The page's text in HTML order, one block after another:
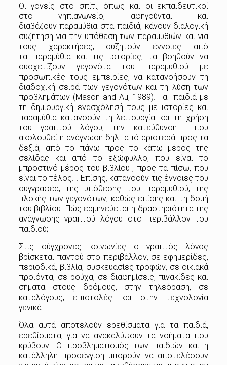
Οι γονείς στο σπίτι, όπως και οι εκπαιδευτικοί
στο νηπιαγωγείο, αφηγούνται και
διαβάζουν παραμύθια στα παιδιά, κάνουν διαλογική
συζήτηση για την υπόθεση των παραμυθιών και για
τους χαρακτήρες, συζητούν έννοιες από
τα παραμύθια και τις ιστορίες, τα βοηθούν να
συσχετίζουν γεγονότα του παραμυθιού με
προσωπικές τους εμπειρίες, να κατανοήσουν τη
διαδοχική σειρά των γεγονότων και τη λύση των
προβλημάτων (Mason and Au, 1989). Τα παιδιά με
τη δημιουργική ενασχόλησή τους με ιστορίες και
παραμύθια κατανοούν τη λειτουργία και τη χρήση
του γραπτού λόγου, την κατεύθυνση που
ακολουθεί η ανάγνωση δηλ. από αριστερά προς τα
δεξιά, από το πάνω προς το κάτω μέρος της
σελίδας και από το εξώφυλλο, που είναι το
μπροστινό μέρος του βιβλίου , προς τα πίσω, που
είναι το τέλος. . Επίσης, κατανοούν τις έννοιες του
συγγραφέα, της υπόθεσης του παραμυθιού, της
πλοκής των γεγονότων, καθώς επίσης και τη δομή
του βιβλίου. Πώς ερμηνεύεται η δραστηριότητα της
ανάγνωσης γραπτού λόγου στο περιβάλλον του
παιδιού;
Στις σύγχρονες κοινωνίες ο γραπτός λόγος
βρίσκεται παντού στο περιβάλλον, σε εφημερίδες,
περιοδικά, βιβλία, συσκευασίες τροφών, σε οικιακά
προϊόντα, σε ρούχα, σε διαφημίσεις, πινακίδες και
σήματα στους δρόμους, στην τηλεόραση, σε
καταλόγους, επιστολές και στην τεχνολογία
γενικά.
Όλα αυτά αποτελούν ερεθίσματα για τα παιδιά,
ερεθίσματα, για να ανακαλύψουν τα νοήματα που
κρύβουν. Ο προβληματισμός των παιδιών και η
κατάλληλη προσέγγιση μπορούν να αποτελέσουν